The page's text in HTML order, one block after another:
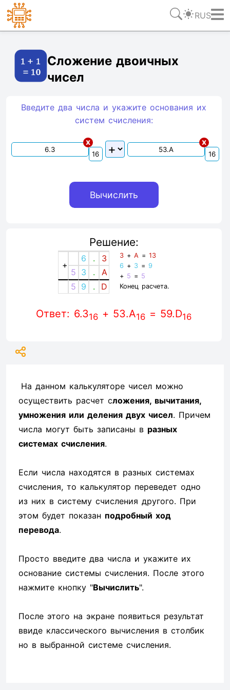
RUS
Сложение двоичных
чисел
Введите два числа и укажите основания их
систем счиcления:
x x
Решение:
+
6 .
3
5 3 .
A
5 9 . D
3 +A =13
6 + 3 =9
+ 5 = 5
Конец расчета.
Ответ: 6.316 + 53.A16 = 59.D16
На данном калькуляторе чисел можно
осуществить расчет сложения, вычитания,
умножения или деления двух чисел. Причем
числа могут быть записаны в разных
системах счисления.
Если числа находятся в разных системах
счисления, то калькулятор переведет одно
из них в систему счисления другого. При
этом будет показан подробный ход
перевода.
Просто введите два числа и укажите их
основание системы счисления. После этого
нажмите кнопку "Вычислить".
После этого на экране появиться результат
ввиде классического вычисления в столбик
но в выбранной системе счисления.